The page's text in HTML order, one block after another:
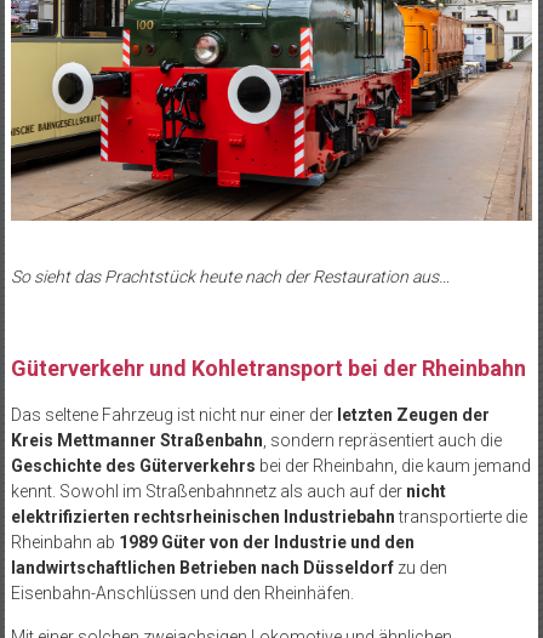
So sieht das Prachtstück heute nach der Restauration aus…
Güterverkehr und Kohletransport bei der Rheinbahn
Das seltene Fahrzeug ist nicht nur einer der letzten Zeugen der
Kreis Mettmanner Straßenbahn, sondern repräsentiert auch die
Geschichte des Güterverkehrs bei der Rheinbahn, die kaum jemand
kennt. Sowohl im Straßenbahnnetz als auch auf der nicht
elektrifizierten rechtsrheinischen Industriebahntransportierte die
Rheinbahn ab 1989 Güter von der Industrie und den
landwirtschaftlichen Betrieben nach Düsseldorfzu den
Eisenbahn-Anschlüssen und den Rheinhäfen.